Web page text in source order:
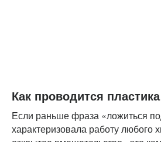
Как проводится
Если раньше фраза «ложиться
характеризовала работу любого